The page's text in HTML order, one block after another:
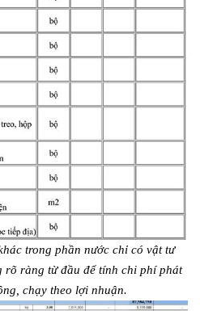
trong phần nước chỉ có vật tư
rõ ràng từ đầu để tính chi phí phát
chạy theo lợi nhuận.